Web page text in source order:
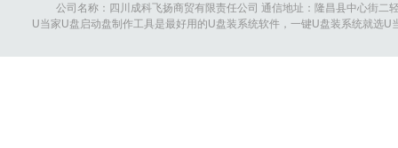
公司名称：四川成科飞扬商贸有限责任公司 通信地址：隆昌县中心街
U当家U盘启动盘制作工具是最好用的U盘装系统软件，一键U盘装系统就选